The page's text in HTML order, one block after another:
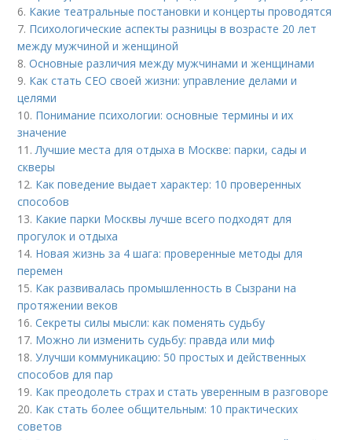
6. Какие театральные постановки и концерты проводятся
7. Психологические аспекты разницы в возрасте 20 лет
между мужчиной и женщиной
8.Основные различия между мужчинами и женщинами
9. Как стать СЕО своей жизни: управление делами и
целями
10. Понимание психологии: основные термины и их
значение
11. Лучшие места для отдыха в Москве: парки, сады и
скверы
12. Как поведение выдает характер: 10 проверенных
способов
13. Какие парки Москвы лучше всего подходят для
прогулок и отдыха
14. Новая жизнь за 4 шага: проверенные методы для
перемен
15. Как развивалась промышленность в Сызрани на
протяжении веков
16.Секреты силы мысли: как поменять судьбу
17. Можно ли изменить судьбу: правда или миф
18.Улучши коммуникацию: 50 простых и действенных
способов для пар
19. Как преодолеть страх и стать уверенным в разговоре
20. Как стать более общительным: 10 практических
советов